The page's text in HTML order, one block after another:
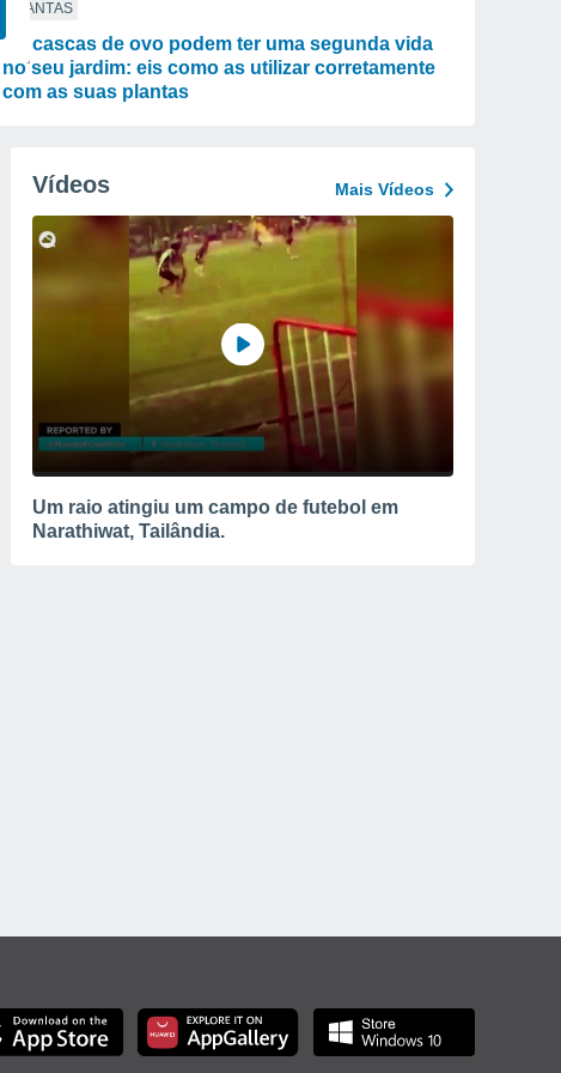
PLANTAS
As cascas de ovo podem ter uma segunda vida
no seu jardim: eis como as utilizar corretamente
com as suas plantas
Vídeos Mais Vídeos
Um raio atingiu um campo de futebol em
Narathiwat, Tailândia.